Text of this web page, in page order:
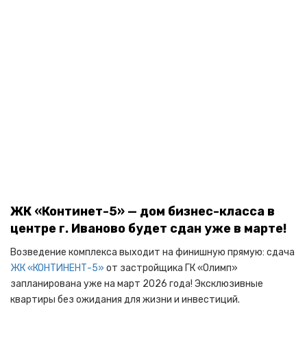
ЖК «Континет-5» — дом бизнес-класса в
центре г. Иваново будет сдан уже в марте!
Возведение комплекса выходит на финишную прямую: сдача
ЖК «КОНТИНЕНТ-5» от застройщика ГК «Олимп»
запланирована уже на март 2026 года! Эксклюзивные
квартиры без ожидания для жизни и инвестиций.